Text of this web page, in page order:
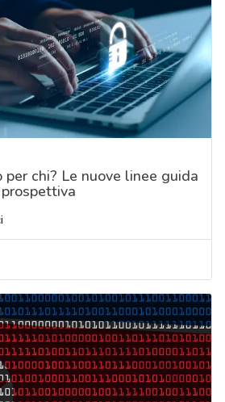
per chi? Le nuove linee guida